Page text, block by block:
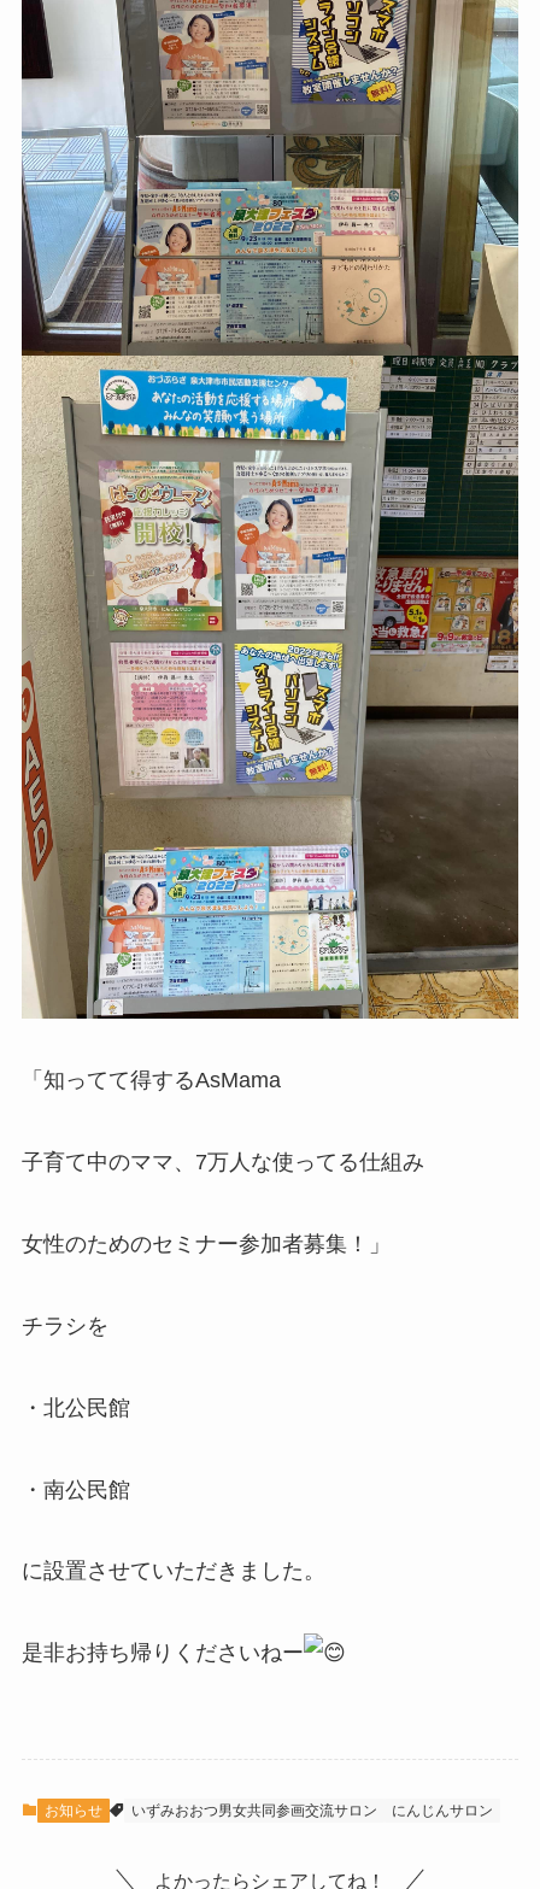
「知ってて得するAsMama
子育て中のママ、7万人な使ってる仕組み
女性のためのセミナー参加者募集！」
チラシを
・北公民館
・南公民館
に設置させていただきました。
是非お持ち帰りくださいねー
お知らせ いずみおおつ男女共同参画交流サロン にんじんサロン
よかったらシェアしてね！